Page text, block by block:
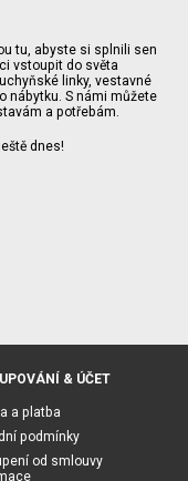
tu, abyste si splnili sen
vstoupit do světa
linky, vestavné
nábytku. S námi můžete
a potřebám.
dnes!
& ÚČET
a platba
podmínky
od smlouvy